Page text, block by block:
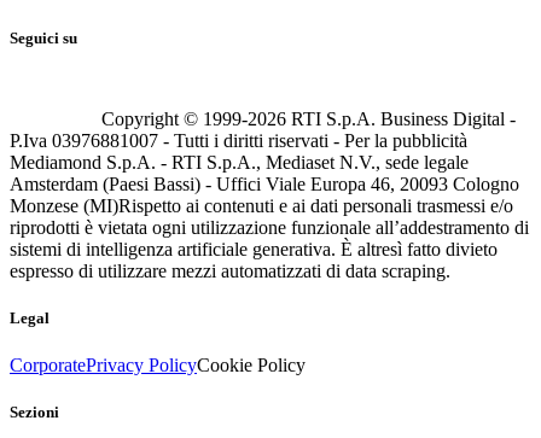
Seguici su
Copyright © 1999-2026 RTI S.p.A. Business Digital -
P.Iva 03976881007 - Tutti i diritti riservati - Per la pubblicità
Mediamond S.p.A. - RTI S.p.A., Mediaset N.V., sede legale
Amsterdam (Paesi Bassi) - Uffici Viale Europa 46, 20093 Cologno
Monzese (MI)Rispetto ai contenuti e ai dati personali trasmessi e/o
riprodotti è vietata ogni utilizzazione funzionale all’addestramento di
sistemi di intelligenza artificiale generativa. È altresì fatto divieto
espresso di utilizzare mezzi automatizzati di data scraping.
Legal
CorporatePrivacy PolicyCookie Policy
Sezioni